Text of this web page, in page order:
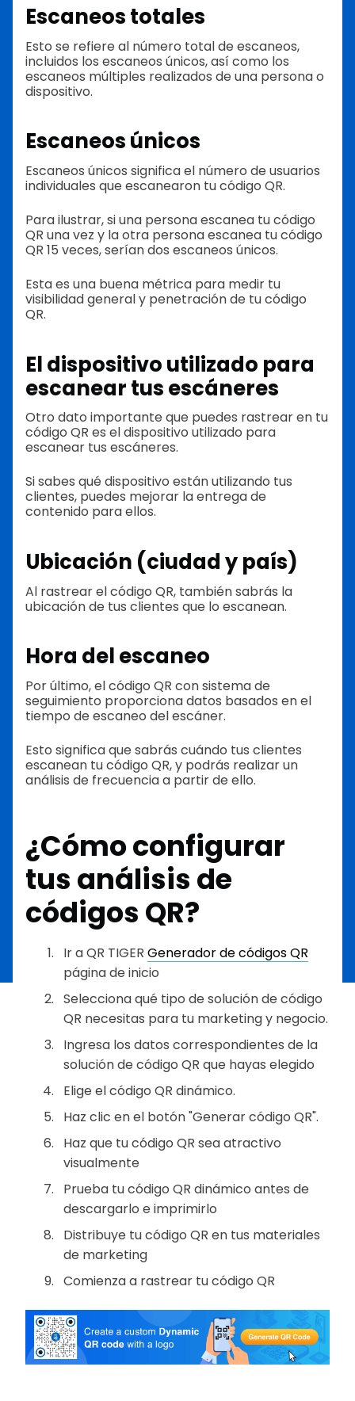
Escaneos totales
Esto se refiere al número total de escaneos,
incluidos los escaneos únicos, así como los
escaneos múltiples realizados de una persona o
dispositivo.
Escaneos únicos
Escaneos únicos significa el número de usuarios
individuales que escanearon tu código QR.
Para ilustrar, si una persona escanea tu código
QR una vez y la otra persona escanea tu código
QR 15 veces, serían dos escaneos únicos.
Esta es una buena métrica para medir tu
visibilidad general y penetración de tu código
QR.
El dispositivo utilizado para
escanear tus escáneres
Otro dato importante que puedes rastrear en tu
código QR es el dispositivo utilizado para
escanear tus escáneres.
Si sabes qué dispositivo están utilizando tus
clientes, puedes mejorar la entrega de
contenido para ellos.
Ubicación (ciudad y país)
Al rastrear el código QR, también sabrás la
ubicación de tus clientes que lo escanean.
Hora del escaneo
Por último, el código QR con sistema de
seguimiento proporciona datos basados en el
tiempo de escaneo del escáner.
Esto significa que sabrás cuándo tus clientes
escanean tu código QR, y podrás realizar un
análisis de frecuencia a partir de ello.
¿Cómo configurar
tus análisis de
códigos QR?
Ir a QR TIGER Generador de códigos QR
página de inicio
Selecciona qué tipo de solución de código
QR necesitas para tu marketing y negocio.
Ingresa los datos correspondientes de la
solución de código QR que hayas elegido
Elige el código QR dinámico.
Haz clic en el botón "Generar código QR".
Haz que tu código QR sea atractivo
visualmente
Prueba tu código QR dinámico antes de
descargarlo e imprimirlo
Distribuye tu código QR en tus materiales
de marketing
Comienza a rastrear tu código QR